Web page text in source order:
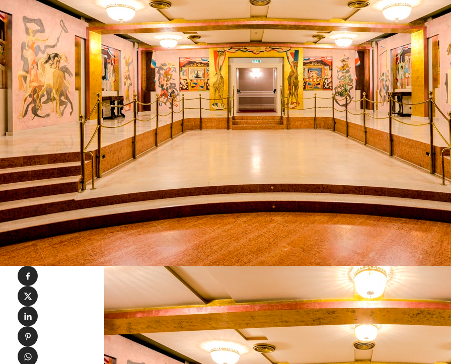
Condividi su Facebook
Condividi su X
Condividi su LinkedIn
Condividi su Pinterest
Condividi su WhatsApp